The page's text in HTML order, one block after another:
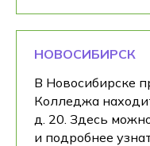
НОВОСИБИРСК
В Новосибирске
Колледжа
д. 20. Здесь
и подробнее